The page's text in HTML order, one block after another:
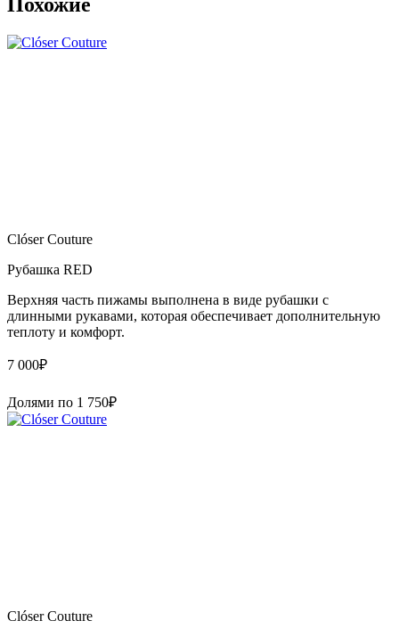
Clóser Couture
Рубашка RED
Верхняя часть пижамы выполнена в виде рубашки с
длинными рукавами, которая обеспечивает дополнительную
теплоту и комфорт.
7 000₽
Долями по 1 750₽
Clóser Couture